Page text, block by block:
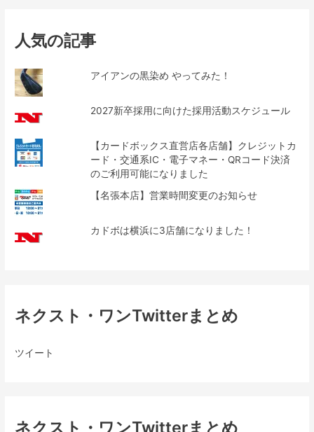
人気の記事
アイアンの黒染め やってみた！
2027新卒採用に向けた採用活動スケジュール
【カードボックス直営店各店舗】クレジットカ
ード・交通系IC・電子マネー・QRコード決済
のご利用可能になりました
【名張本店】営業時間変更のお知らせ
カドボは横浜に3店舗になりました！
ネクスト・ワンTwitterまとめ
ツイート
ネクスト・ワンTwitterまとめ